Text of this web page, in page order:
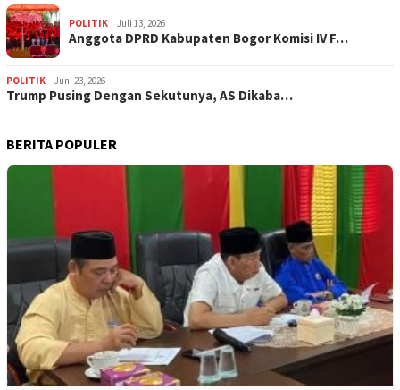
POLITIK Juli 13, 2026
Anggota DPRD Kabupaten Bogor Komisi IV F…
POLITIK Juni 23, 2026
Trump Pusing Dengan Sekutunya, AS Dikaba…
BERITA POPULER